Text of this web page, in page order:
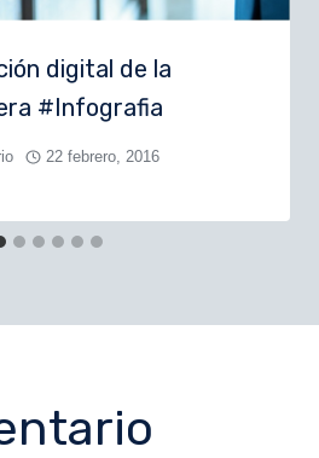
digital de la
#Infografia
22 febrero, 2016